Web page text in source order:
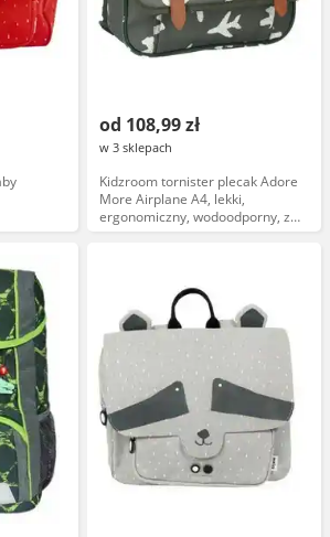
od 108,99 zł
w 3 sklepach
Kidzroom tornister plecak Adore
More Airplane A4, lekki,
ergonomiczny, wodoodporny, z
regulowanymi paskami, z